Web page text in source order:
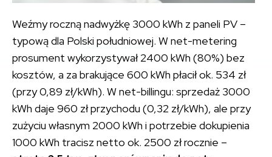
Weźmy roczną nadwyżkę 3000 kWh z paneli PV –
typową dla Polski południowej. W net-metering
prosument wykorzystywał 2400 kWh (80%) bez
kosztów, a za brakujące 600 kWh płacił ok. 534 zł
(przy 0,89 zł/kWh). W net-billingu: sprzedaż 3000
kWh daje 960 zł przychodu (0,32 zł/kWh), ale przy
zużyciu własnym 2000 kWh i potrzebie dokupienia
1000 kWh tracisz netto ok. 2500 zł rocznie –